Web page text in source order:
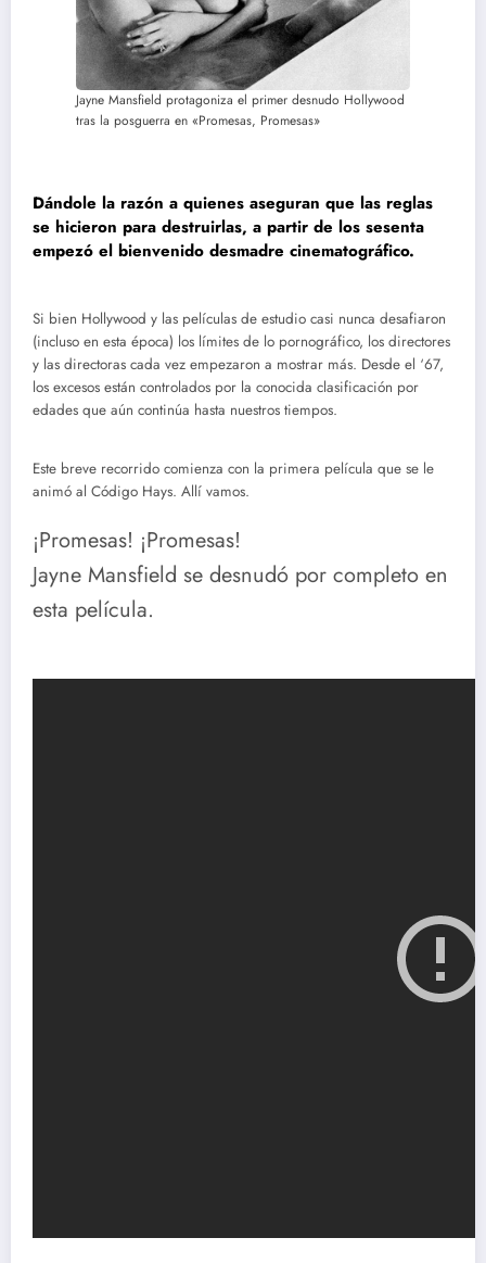
Jayne Mansfield protagoniza el primer desnudo Hollywood
tras la posguerra en «Promesas, Promesas»
Dándole la razón a quienes aseguran que las reglas
se hicieron para destruirlas, a partir de los sesenta
empezó el bienvenido desmadre cinematográfico.
Si bien Hollywood y las películas de estudio casi nunca desafiaron
(incluso en esta época) los límites de lo pornográfico, los directores
y las directoras cada vez empezaron a mostrar más. Desde el ‘67,
los excesos están controlados por la conocida clasificación por
edades que aún continúa hasta nuestros tiempos.
Este breve recorrido comienza con la primera película que se le
animó al Código Hays. Allí vamos.
¡Promesas! ¡Promesas!
Jayne Mansfield se desnudó por completo en
esta película.